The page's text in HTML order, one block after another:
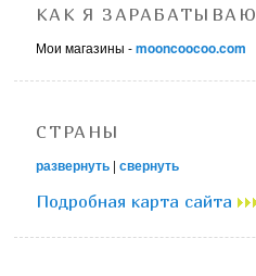
КАК Я ЗАРАБАТЫВАЮ
Мои магазины -mooncoocoo.com
СТРАНЫ
развернуть |свернуть
Подробная карта сайта